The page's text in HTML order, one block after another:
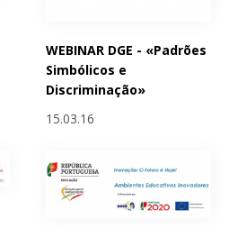
WEBINAR DGE - «Padrões
Simbólicos e
Discriminação»
15.03.16